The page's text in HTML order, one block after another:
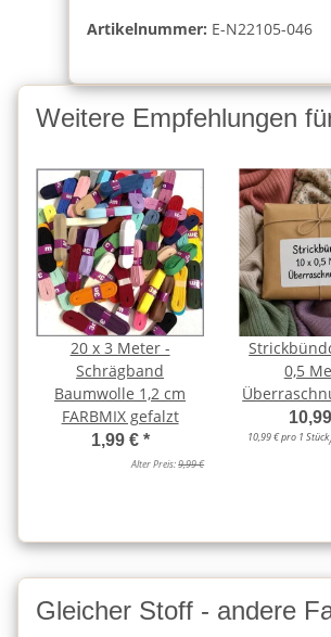
Artikelnummer: E-N22105-046
Weitere Empfehlungen
20 x 3 Meter -
Schrägband
Baumwolle 1,2 cm
FARBMIX gefalzt
1,99 € *
Alter Preis:9,99 €
0,5
10,99 € pro 1 Stück
Gleicher Stoff - andere